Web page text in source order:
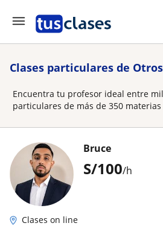
Clases particulares de
Encuentra tu profesor ideal entre
particulares de más de 350 materias
S/100/h
Bruce
Clases on line